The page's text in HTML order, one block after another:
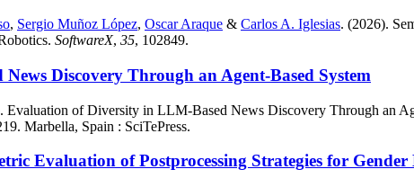
, Sergio Muñoz López, Oscar Araque & Carlos A. Iglesias. (2026).
SoftwareX, 35, 102849.
Discovery Through an Agent-Based System
Evaluation of Diversity in LLM-Based News Discovery Through an
Marbella, Spain : SciTePress.
Evaluation of Postprocessing Strategies for